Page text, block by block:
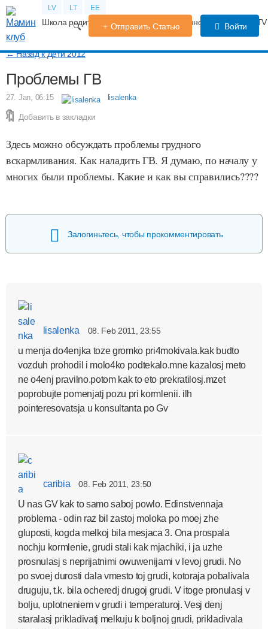
LV LT EE
Школа родителей Календарь беременности Форум
Отправить Статью Войти
← Назад к Дети 2012
Проблемы ГВ
27. Jan, 06:15 lisalenka
Добавить в закладки
Здесь можно обсуждать проблемы грудного
вскармливания. Как наладить ГВ. Я думаю, по началу у
многих были проблемы. Какие и как вы справились????
Залогиньтесь, чтобы прокомментировать
lisalenka 08. Feb 2011, 23:55
u menja do4enjka toze gromko pri4mokivala.kak budto
vozduh prohodil i molo4ko podtekalo.mne kazalosj meto
ne o4enj pravilno.potom kak to eto prekratilosj.mzet
poprobujte pomenjatj pozu pri kormlenii. ilh
pointeresovatsja u konsultanta po Gv
caribia 08. Feb 2011, 23:50
U nas GV kak to samo saboj powlo. Edinstvennaja
problema - odin raz bil zastoj moloka po moej zhe
gluposti, kogda melkoj bila mesjaca 3. Ona prospala
nochju kormlenie, grudi stali kak mjachiki, i ja uzhe
prosnulasj s neprijatnimi owuwenijami v levoj grudi. No
po svoej durosti dala vmesto toj grudi, kotoraja pobalivala
druguju, t.k. bila ocheredj drugoj grudi. V itoge pronulasj v
bolju, uplotneniem v grudi i temperaturoj. Vesj denj
staralasj prikladivatj melkuju k boljnoj grudi, prikladivala